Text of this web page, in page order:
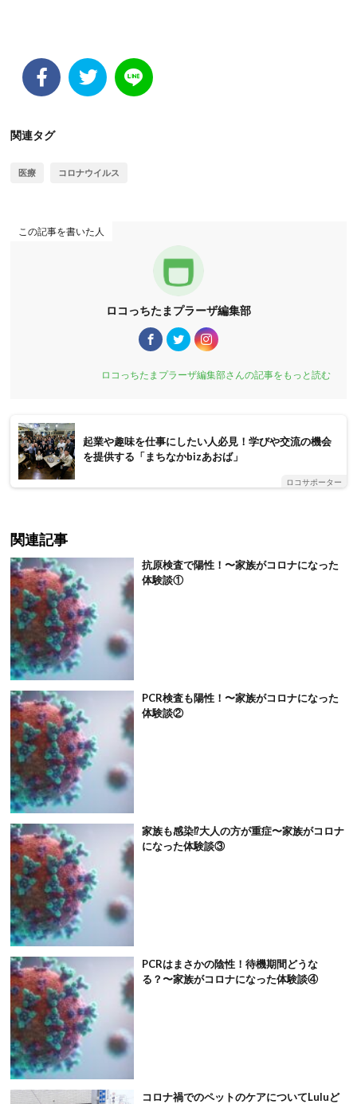
関連タグ
医療 コロナウイルス
この記事を書いた人
ロコっちたまプラーザ編集部
ロコっちたまプラーザ編集部さんの記事をもっと読む
起業や趣味を仕事にしたい人必見！学びや交流の機会
を提供する「まちなかbizあおば」
ロコサポーター
関連記事
抗原検査で陽性！〜家族がコロナになった
体験談①
PCR検査も陽性！〜家族がコロナになった
体験談②
家族も感染⁉大人の方が重症〜家族がコロナ
になった体験談③
PCRはまさかの陰性！待機期間どうな
る？〜家族がコロナになった体験談④
コロナ禍でのペットのケアについてLuluど